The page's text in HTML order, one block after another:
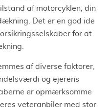
af motorcyklen, din
Det er en god ide
for at
af diverse faktorer,
og ejerens
er opmærksomme
veteranbiler med stor